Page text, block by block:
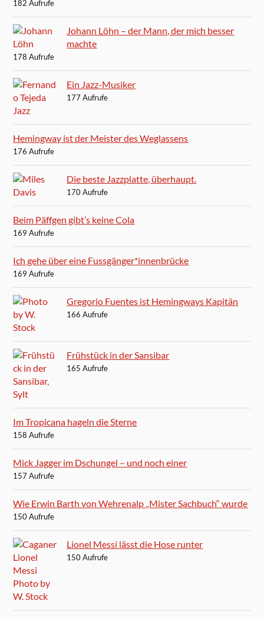
182 Aufrufe
Johann Löhn – der Mann, der mich besser
machte
178 Aufrufe
Ein Jazz-Musiker
177 Aufrufe
Hemingway ist der Meister des Weglassens
176 Aufrufe
Die beste Jazzplatte, überhaupt.
170 Aufrufe
Beim Päffgen gibt’s keine Cola
169 Aufrufe
Ich gehe über eine Fussgänger*innenbrücke
169 Aufrufe
Gregorio Fuentes ist Hemingways Kapitän
166 Aufrufe
Frühstück in der Sansibar
165 Aufrufe
Im Tropicana hageln die Sterne
158 Aufrufe
Mick Jagger im Dschungel – und noch einer
157 Aufrufe
Wie Erwin Barth von Wehrenalp „Mister Sachbuch“ wurde
150 Aufrufe
Lionel Messi lässt die Hose runter
150 Aufrufe